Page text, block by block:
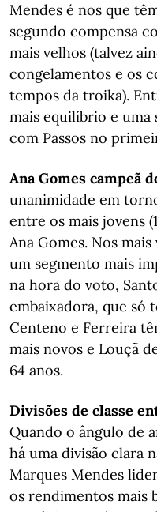
Mendes é nos que
segundo compensa
mais velhos (talvez
congelamentos e os
tempos da troika).
mais equilíbrio e uma
com Passos no
Ana Gomes campeã
unanimidade em
entre os mais jovens
Ana Gomes. Nos
um segmento mais
na hora do voto,
embaixadora, que só
Centeno e Ferreira
mais novos e Louçã
64 anos.
Divisões de classe
Quando o ângulo de
há uma divisão clara
Marques Mendes
os rendimentos mais